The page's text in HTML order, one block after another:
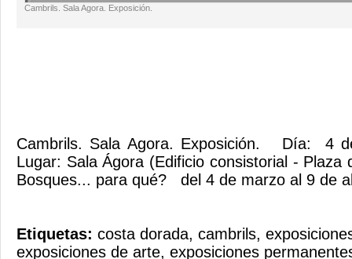
Cambrils. Sala Agora. Exposición.
Cambrils. Sala Agora. Exposición. Día: 4
Lugar: Sala Ágora (Edificio consistorial -
Bosques... para qué? del 4 de marzo al 9 de
Etiquetas: costa dorada, cambrils,
exposiciones de arte, exposiciones